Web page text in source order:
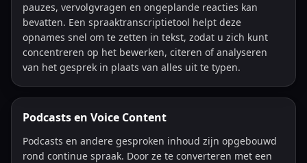
pauzes, vervolgvragen en ongeplande reacties kan
bevatten. Een spraaktranscriptietool helpt deze
opnames snel om te zetten in tekst, zodat u zich kunt
concentreren op het bewerken, citeren of analyseren
van het gesprek in plaats van alles uit te typen.
Podcasts en Voice Content
Podcasts en andere gesproken inhoud zijn opgebouwd
rond continue spraak. Door ze te converteren met een